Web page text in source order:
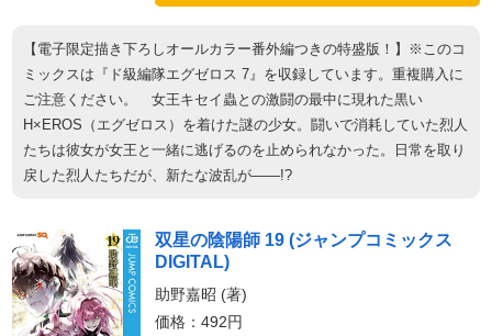
【電子限定描き下ろしオールカラー番外編つきの特盛版！】※このコ
ミックスは『ド級編隊エグゼロス 7』を収録しています。重複購入に
ご注意ください。 女王キセイ蟲との激闘の最中に現れた黒い
H×EROS（エグゼロス）を着けた謎の少女。闘いで消耗していた烈人
たちは彼女が女王と一緒に逃げるのを止められなかった。日常を取り
戻した烈人たちだが、新たな波乱が――!?
双星の陰陽師 19 (ジャンプコミックス
DIGITAL)
助野嘉昭 (著)
価格：492円